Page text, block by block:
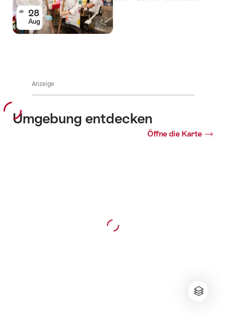
ab 28
Aug
Anzeige
Umgebung entdecken
Öffne die Karte